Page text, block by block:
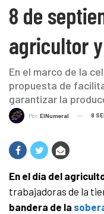
8 de
agricultor
En el marco de la
propuesta de
garantizar la
Por ElNumeral 8
En el día del
trabajadoras de la
bandera de la